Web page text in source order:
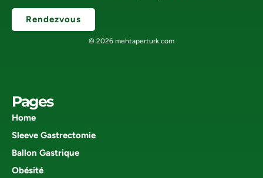
Rendezvous
© 2026 mehtaperturk.com
Pages
Home
Sleeve Gastrectomie
Ballon Gastrique
Obésité